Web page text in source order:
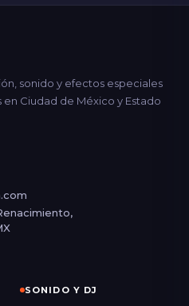
sonido y efectos especiales
en Ciudad de México y Estado
SONIDO Y DJ